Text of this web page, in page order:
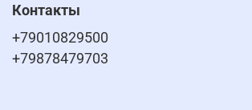
Контакты
+79010829500
+79878479703